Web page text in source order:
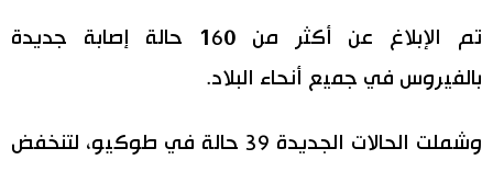
صور
أشخاص
تجارب وآراء
الأكثر تفاعلا
اللغة اليابانية
موسوعة اليابان
تم الإبلاغ عن أكثر من 160 حالة إصابة جديدة
بالفيروس في جميع أنحاء البلاد.
وشملت الحالات الجديدة 39 حالة في طوكيو، لتنخفض